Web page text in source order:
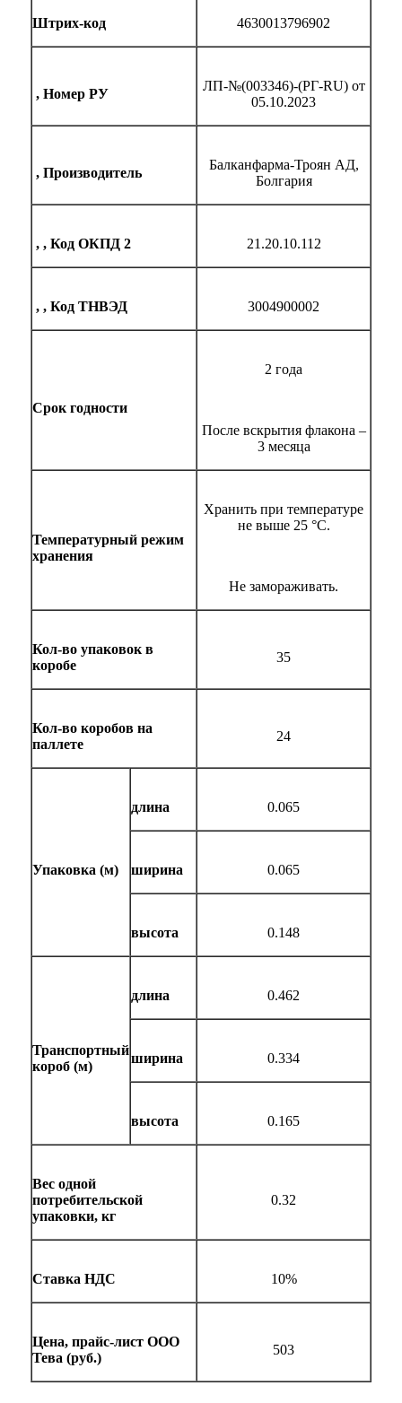
Штрих-код 4630013796902
, Номер РУ
ЛП-№(003346)-(РГ-RU) от
05.10.2023
, Производитель
Балканфарма-Троян АД,
Болгария
, , Код ОКПД 2 21.20.10.112
, , Код ТНВЭД 3004900002
Срок годности
2 года
После вскрытия флакона –
3 месяца
Температурный режим
хранения
Хранить при температуре
не выше 25 °С.
Не замораживать.
Кол-во упаковок в
коробе
35
Кол-во коробов на
паллете
24
Упаковка (м)
длина 0.065
ширина 0.065
высота 0.148
Транспортный
короб (м)
длина 0.462
ширина 0.334
высота 0.165
Вес одной
потребительской
упаковки, кг
0.32
Ставка НДС 10%
Цена, прайс-лист ООО
Тева (руб.)
503